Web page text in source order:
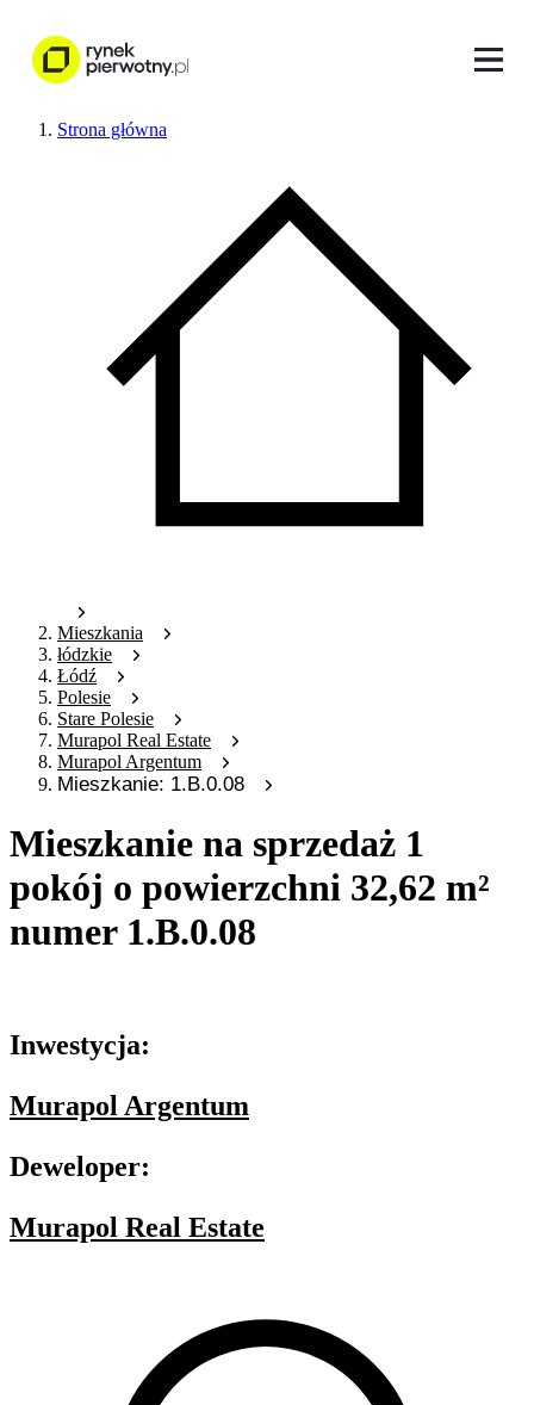
Strona główna
Mieszkania
łódzkie
Łódź
Polesie
Stare Polesie
Murapol Real Estate
Murapol Argentum
Mieszkanie: 1.B.0.08
Mieszkanie na sprzedaż 1
pokój o powierzchni 32,62 m²
numer 1.B.0.08
Inwestycja:
Murapol Argentum
Deweloper:
Murapol Real Estate